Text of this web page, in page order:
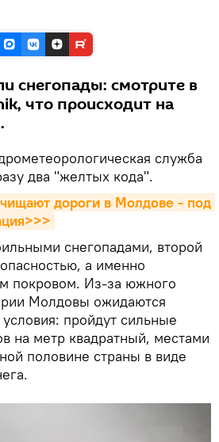
снегопады: смотрите в
что происходит на
служба
два "желтых кода".
дороги в Молдове - под
снегопадами, второй
а именно
покровом. Из-за южного
Молдовы ожидаются
пройдут сильные
на метр квадратный, местами
половине страны в виде